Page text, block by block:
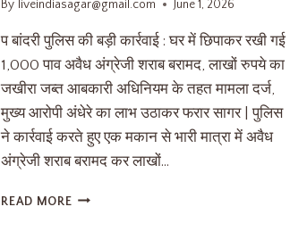
By liveindiasagar@gmail.com June 1, 2026
प बांदरी पुलिस की बड़ी कार्रवाई : घर में छिपाकर रखी गई
1,000 पाव अवैध अंग्रेजी शराब बरामद, लाखों रुपये का
जखीरा जब्त आबकारी अधिनियम के तहत मामला दर्ज,
मुख्य आरोपी अंधेरे का लाभ उठाकर फरार सागर | पुलिस
ने कार्रवाई करते हुए एक मकान से भारी मात्रा में अवैध
अंग्रेजी शराब बरामद कर लाखों…
READ MORE